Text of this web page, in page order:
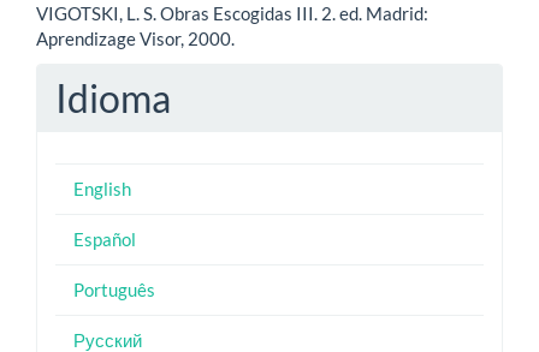
VIGOTSKI, L. S. Obras Escogidas III. 2. ed. Madrid:
Aprendizage Visor, 2000.
Idioma
English
Español
Português
Русский